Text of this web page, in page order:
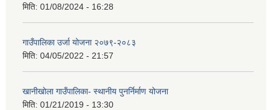
मिति: 01/08/2024 - 16:28
गाउँपालिका उर्जा योजना २०७९-२०८३
मिति: 04/05/2022 - 21:57
खानीखोला गाउँपालिका- स्थानीय पुनर्निर्माण योजना
मिति: 01/21/2019 - 13:30